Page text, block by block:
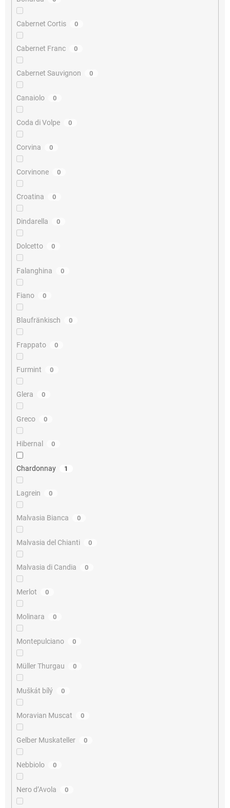
Cabernet Cortis 0
Cabernet Franc 0
Cabernet Sauvignon 0
Canaiolo 0
Coda di Volpe 0
Corvina 0
Corvinone 0
Croatina 0
Dindarella 0
Dolcetto 0
Falanghina 0
Fiano 0
Blaufränkisch 0
Frappato 0
Furmint 0
Glera 0
Greco 0
Hibernal 0
Chardonnay 1
Lagrein 0
Malvasia Bianca 0
Malvasia del Chianti 0
Malvasia di Candia 0
Merlot 0
Molinara 0
Montepulciano 0
Müller Thurgau 0
Muškát bílý 0
Moravian Muscat 0
Gelber Muskateller 0
Nebbiolo 0
Nero d’Avola 0